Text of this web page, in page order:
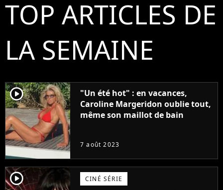
TOP ARTICLES DE
LA SEMAINE
player2
"Un été hot" : en vacances,
Caroline Margeridon oublie tout,
même son maillot de bain
7 août 2023
player2 CINÉ SÉRIE